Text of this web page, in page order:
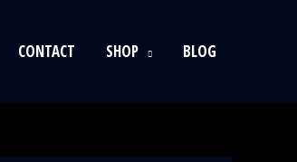
CONTACT SHOP BLOG